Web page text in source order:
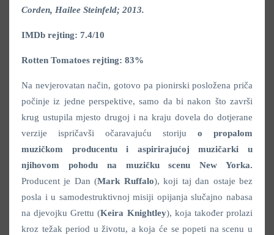
Corden, Hailee Steinfeld; 2013.
IMDb rejting: 7.4/10
Rotten Tomatoes rejting: 83%
Na nevjerovatan način, gotovo pa pionirski posložena priča
počinje iz jedne perspektive, samo da bi nakon što završi
krug ustupila mjesto drugoj i na kraju dovela do dotjerane
verzije ispričavši očaravajuću storiju o propalom
muzičkom producentu i aspirirajućoj muzičarki u
njihovom pohodu na muzičku scenu New Yorka.
Producent je Dan (Mark Ruffalo), koji taj dan ostaje bez
posla i u samodestruktivnoj misiji opijanja slučajno nabasa
na djevojku Grettu (Keira Knightley), koja također prolazi
kroz težak period u životu, a koja će se popeti na scenu u